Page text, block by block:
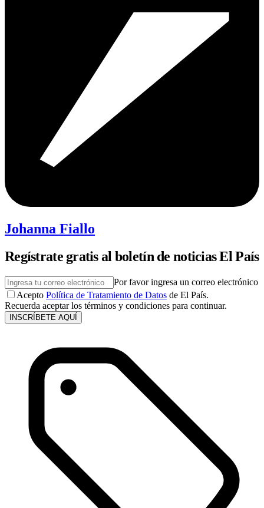
Johanna Fiallo
Regístrate gratis al boletín de noticias El País
Por favor ingresa un correo electrónico
Acepto Política de Tratamiento de Datos de El País.
Recuerda aceptar los términos y condiciones para continuar.
INSCRÍBETE AQUÍ